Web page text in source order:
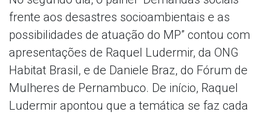
frente aos desastres socioambientais e as
possibilidades de atuação do MP” contou com
apresentações de Raquel Ludermir, da ONG
Habitat Brasil, e de Daniele Braz, do Fórum de
Mulheres de Pernambuco. De início, Raquel
Ludermir apontou que a temática se faz cada